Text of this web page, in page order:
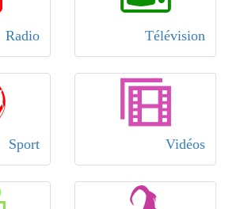
Télévision
Radio
Vidéos
Sport